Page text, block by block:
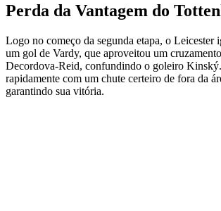
Perda da Vantagem do
Logo no começo da segunda etapa, o Leicester
um gol de Vardy, que aproveitou um
Decordova-Reid, confundindo o goleiro
rapidamente com um chute certeiro de fora da
garantindo sua vitória.